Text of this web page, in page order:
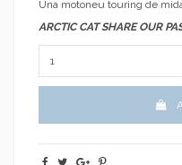
Una motoneu touring de
ARCTIC CAT SHARE OUR